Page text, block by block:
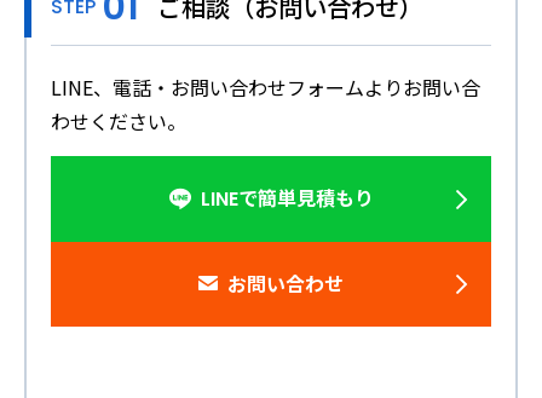
STEP
LINE、電話・お問い合わせフォームよりお問い合
わせください。
LINEで簡単見積もり
お問い合わせ